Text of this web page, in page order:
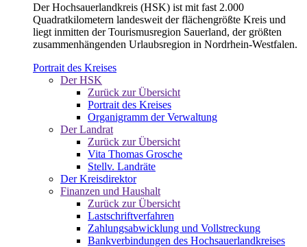
Der Hochsauerlandkreis (HSK) ist mit fast 2.000
Quadratkilometern landesweit der flächengrößte Kreis und
liegt inmitten der Tourismusregion Sauerland, der größten
zusammenhängenden Urlaubsregion in Nordrhein-Westfalen.
Portrait des Kreises
Der HSK
Zurück zur Übersicht
Portrait des Kreises
Organigramm der Verwaltung
Der Landrat
Zurück zur Übersicht
Vita Thomas Grosche
Stellv. Landräte
Der Kreisdirektor
Finanzen und Haushalt
Zurück zur Übersicht
Lastschriftverfahren
Zahlungsabwicklung und Vollstreckung
Bankverbindungen des Hochsauerlandkreises